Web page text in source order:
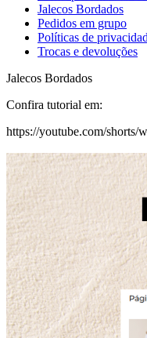
Jalecos Bordados
Pedidos em grupo
Políticas de
Trocas e devoluções
Jalecos Bordados
Confira tutorial em:
https://youtube.com/